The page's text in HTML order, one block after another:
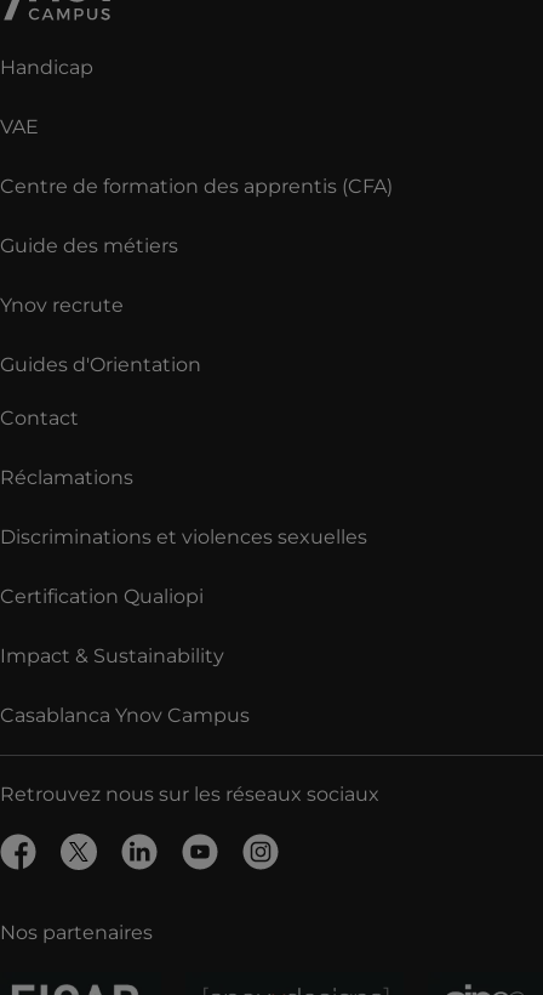
Handicap
VAE
Centre de formation des apprentis (CFA)
Guide des métiers
Ynov recrute
Guides d'Orientation
Contact
Réclamations
Discriminations et violences sexuelles
Certification Qualiopi
Impact & Sustainability
Casablanca Ynov Campus
Retrouvez nous sur les réseaux sociaux
Nos partenaires